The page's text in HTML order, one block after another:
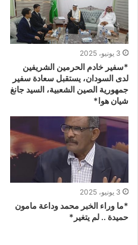
3 يونيو، 2025
*سفير خادم الحرمين الشريفين
لدى السودان، يستقبل سعادة سفير
جمهورية الصين الشعبية، السيد جانغ
شيان هوا*
3 يونيو، 2025
*ما وراء الخبر محمد وداعة مامون
حميدة .. لم يتغير*